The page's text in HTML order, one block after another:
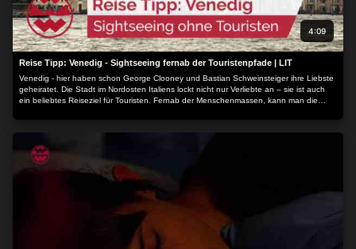
4:09
Reise Tipp: Venedig - Sightseeing fernab der Touristenpfade | LIT
Venedig - hier haben schon George Clooney und Bastian Schweinsteiger ihre Liebste
geheiratet. Die Stadt im Nordosten Italiens lockt nicht nur Verliebte an – sie ist auch
ein beliebtes Reiseziel für Touristen. Fernab der Menschenmassen, kann man die